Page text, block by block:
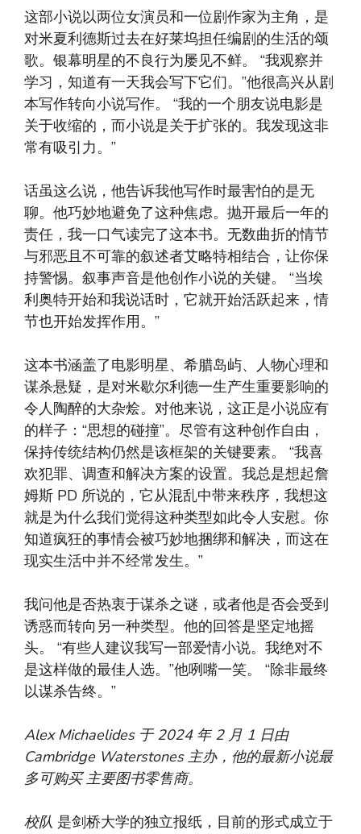
这部小说以两位女演员和一位剧作家为主角，是
对米夏利德斯过去在好莱坞担任编剧的生活的颂
歌。银幕明星的不良行为屡见不鲜。 “我观察并
学习，知道有一天我会写下它们。”他很高兴从剧
本写作转向小说写作。 “我的一个朋友说电影是
关于收缩的，而小说是关于扩张的。我发现这非
常有吸引力。”
话虽这么说，他告诉我他写作时最害怕的是无
聊。他巧妙地避免了这种焦虑。抛开最后一年的
责任，我一口气读完了这本书。无数曲折的情节
与邪恶且不可靠的叙述者艾略特相结合，让你保
持警惕。叙事声音是他创作小说的关键。 “当埃
利奥特开始和我说话时，它就开始活跃起来，情
节也开始发挥作用。”
这本书涵盖了电影明星、希腊岛屿、人物心理和
谋杀悬疑，是对米歇尔利德一生产生重要影响的
令人陶醉的大杂烩。对他来说，这正是小说应有
的样子：“思想的碰撞”。尽管有这种创作自由，
保持传统结构仍然是该框架的关键要素。 “我喜
欢犯罪、调查和解决方案的设置。我总是想起詹
姆斯 PD 所说的，它从混乱中带来秩序，我想这
就是为什么我们觉得这种类型如此令人安慰。你
知道疯狂的事情会被巧妙地捆绑和解决，而这在
现实生活中并不经常发生。”
我问他是否热衷于谋杀之谜，或者他是否会受到
诱惑而转向另一种类型。他的回答是坚定地摇
头。 “有些人建议我写一部爱情小说。我绝对不
是这样做的最佳人选。”他咧嘴一笑。 “除非最终
以谋杀告终。”
Alex Michaelides 于 2024 年 2 月 1 日由
Cambridge Waterstones 主办，他的最新小说最
多可购买 主要图书零售商。
校队 是剑桥大学的独立报纸，目前的形式成立于